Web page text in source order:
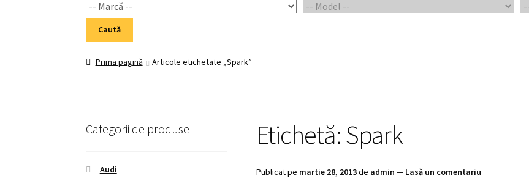
Caută
Prima pagină Articole etichetate „Spark”
Etichetă:Spark
Publicat pe martie 28, 2013de admin — Lasă un comentariu
Categorii de produse
Audi